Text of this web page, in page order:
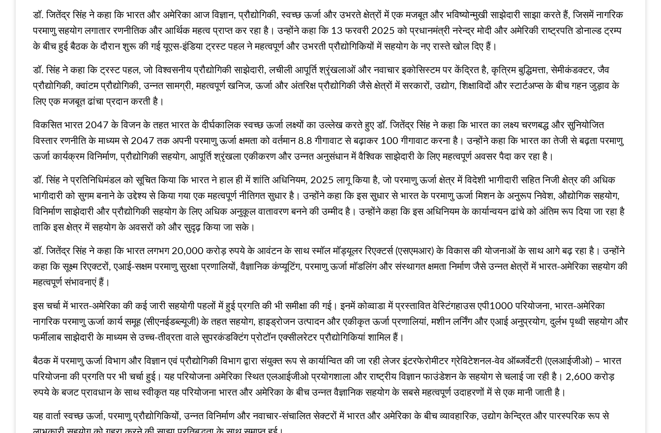
डॉ. जितेंद्र सिंह ने कहा कि भारत और अमेरिका आज विज्ञान, प्रौद्योगिकी, स्वच्छ ऊर्जा और उभरते क्षेत्रों में एक मजबूत और भविष्योन्मुखी साझेदारी साझा करते हैं, जिसमें नागरिक
परमाणु सहयोग लगातार रणनीतिक और आर्थिक महत्व प्राप्त कर रहा है। उन्होंने कहा कि 13 फरवरी 2025 को प्रधानमंत्री नरेन्द्र मोदी और अमेरिकी राष्ट्रपति डोनाल्ड ट्रम्प
के बीच हुई बैठक के दौरान शुरू की गई यूएस-इंडिया ट्रस्ट पहल ने महत्वपूर्ण और उभरती प्रौद्योगिकियों में सहयोग के नए रास्ते खोल दिए हैं।
डॉ. सिंह ने कहा कि ट्रस्ट पहल, जो विश्वसनीय प्रौद्योगिकी साझेदारी, लचीली आपूर्ति श्रृंखलाओं और नवाचार इकोसिस्टम पर केंद्रित है, कृत्रिम बुद्धिमत्ता, सेमीकंडक्टर, जैव
प्रौद्योगिकी, क्वांटम प्रौद्योगिकी, उन्नत सामग्री, महत्वपूर्ण खनिज, ऊर्जा और अंतरिक्ष प्रौद्योगिकी जैसे क्षेत्रों में सरकारों, उद्योग, शिक्षाविदों और स्टार्टअप्स के बीच गहन जुड़ाव के
लिए एक मजबूत ढांचा प्रदान करती है।
विकसित भारत 2047 के विजन के तहत भारत के दीर्घकालिक स्वच्छ ऊर्जा लक्ष्यों का उल्लेख करते हुए डॉ. जितेंद्र सिंह ने कहा कि भारत का लक्ष्य चरणबद्ध और सुनियोजित
विस्तार रणनीति के माध्यम से 2047 तक अपनी परमाणु ऊर्जा क्षमता को वर्तमान 8.8 गीगावाट से बढ़ाकर 100 गीगावाट करना है। उन्होंने कहा कि भारत का तेजी से बढ़ता परमाणु
ऊर्जा कार्यक्रम विनिर्माण, प्रौद्योगिकी सहयोग, आपूर्ति श्रृंखला एकीकरण और उन्नत अनुसंधान में वैश्विक साझेदारी के लिए महत्वपूर्ण अवसर पैदा कर रहा है।
डॉ. सिंह ने प्रतिनिधिमंडल को सूचित किया कि भारत ने हाल ही में शांति अधिनियम, 2025 लागू किया है, जो परमाणु ऊर्जा क्षेत्र में विदेशी भागीदारी सहित निजी क्षेत्र की अधिक
भागीदारी को सुगम बनाने के उद्देश्य से किया गया एक महत्वपूर्ण नीतिगत सुधार है। उन्होंने कहा कि इस सुधार से भारत के परमाणु ऊर्जा मिशन के अनुरूप निवेश, औद्योगिक सहयोग,
विनिर्माण साझेदारी और प्रौद्योगिकी सहयोग के लिए अधिक अनुकूल वातावरण बनने की उम्मीद है। उन्होंने कहा कि इस अधिनियम के कार्यान्वयन ढांचे को अंतिम रूप दिया जा रहा है
ताकि इस क्षेत्र में सहयोग के अवसरों को और सुदृढ़ किया जा सके।
डॉ. जितेंद्र सिंह ने कहा कि भारत लगभग 20,000 करोड़ रुपये के आवंटन के साथ स्मॉल मॉड्यूलर रिएक्टर्स (एसएमआर) के विकास की योजनाओं के साथ आगे बढ़ रहा है। उन्होंने
कहा कि सूक्ष्म रिएक्टरों, एआई-सक्षम परमाणु सुरक्षा प्रणालियों, वैज्ञानिक कंप्यूटिंग, परमाणु ऊर्जा मॉडलिंग और संस्थागत क्षमता निर्माण जैसे उन्नत क्षेत्रों में भारत-अमेरिका सहयोग की
महत्वपूर्ण संभावनाएं हैं।
इस चर्चा में भारत-अमेरिका की कई जारी सहयोगी पहलों में हुई प्रगति की भी समीक्षा की गई। इनमें कोव्वाडा में प्रस्तावित वेस्टिंगहाउस एपी1000 परियोजना, भारत-अमेरिका
नागरिक परमाणु ऊर्जा कार्य समूह (सीएनईडब्ल्यूजी) के तहत सहयोग, हाइड्रोजन उत्पादन और एकीकृत ऊर्जा प्रणालियां, मशीन लर्निंग और एआई अनुप्रयोग, दुर्लभ पृथ्वी सहयोग और
फर्मीलाब साझेदारी के माध्यम से उच्च-तीव्रता वाले सुपरकंडक्टिंग प्रोटॉन एक्सीलरेटर प्रौद्योगिकियां शामिल हैं।
बैठक में परमाणु ऊर्जा विभाग और विज्ञान एवं प्रौद्योगिकी विभाग द्वारा संयुक्त रूप से कार्यान्वित की जा रही लेजर इंटरफेरोमीटर ग्रेविटेशनल-वेव ऑब्जर्वेटरी (एलआईजीओ) – भारत
परियोजना की प्रगति पर भी चर्चा हुई। यह परियोजना अमेरिका स्थित एलआईजीओ प्रयोगशाला और राष्ट्रीय विज्ञान फाउंडेशन के सहयोग से चलाई जा रही है। 2,600 करोड़
रुपये के बजट प्रावधान के साथ स्वीकृत यह परियोजना भारत और अमेरिका के बीच उन्नत वैज्ञानिक सहयोग के सबसे महत्वपूर्ण उदाहरणों में से एक मानी जाती है।
यह वार्ता स्वच्छ ऊर्जा, परमाणु प्रौद्योगिकियों, उन्नत विनिर्माण और नवाचार-संचालित सेक्टरों में भारत और अमेरिका के बीच व्यावहारिक, उद्योग केन्द्रित और पारस्परिक रूप से